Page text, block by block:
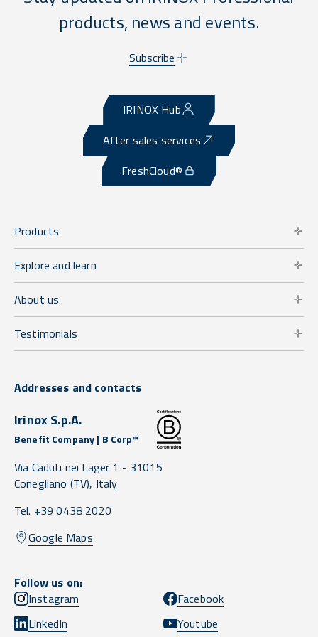
products, news and events.
Subscribe
IRINOX Hub
After sales services
FreshCloud®
Products
Explore and learn
About us
Testimonials
Addresses and contacts
Irinox S.p.A.
Benefit Company | B Corp™
Via Caduti nei Lager 1 - 31015
Conegliano (TV), Italy
Tel. +39 0438 2020
Google Maps
Follow us on:
Instagram
Facebook
LinkedIn
Youtube